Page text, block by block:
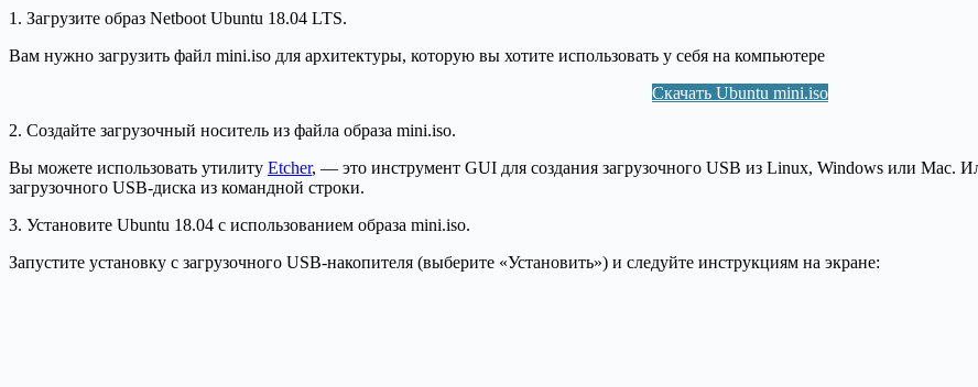
1. Загрузите образ Netboot Ubuntu 18.04 LTS.
Вам нужно загрузить файл mini.iso для архитектуры, которую вы хотите использовать у себя на компьютере
Скачать Ubuntu mini.iso
2. Создайте загрузочный носитель из файла образа mini.iso.
Вы можете использовать утилиту Etcher, — это инструмент GUI для создания загрузочного USB из Linux, Windows или Mac.
загрузочного USB-диска из командной строки.
3. Установите Ubuntu 18.04 с использованием образа mini.iso.
Запустите установку с загрузочного USB-накопителя (выберите «Установить») и следуйте инструкциям на экране: